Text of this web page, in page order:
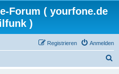
Forum ( yourfone.de
)
Anmelden
Registrieren